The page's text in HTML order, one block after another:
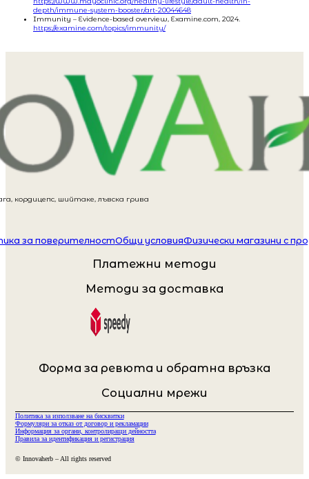
depth/immune-system-booster/art-20044648
Immunity – Evidence-based overview, Examine.com, 2024.
https://examine.com/topics/immunity/
кордицепс, шийтаке, лъвска грива
за поверителностОбщи условияФизически магазини с
Платежни методи
Методи за доставка
Форма за ревюта и обратна връзка
Социални мрежи
Политика за използване на бисквитки
Формуляри за отказ от договор и рекламации
Информация за органи, контролиращи дейността
Правила за идентификация и регистрация
© Innovaherb – All rights reserved